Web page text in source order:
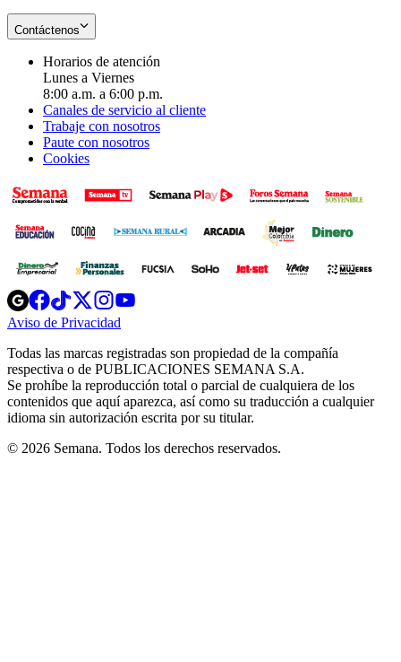
Contáctenos
Horarios de atención
Lunes a Viernes
8:00 a.m. a 6:00 p.m.
Canales de servicio al cliente
Trabaje con nosotros
Paute con nosotros
Cookies
Opens
in
new
Opens
in
new
Opens
in
new
window
Opens
new
windowwindow
Aviso de Privacidad
new
window
Todas las marcas registradas son propiedad de la compañía
respectiva o de PUBLICACIONES SEMANA S.A.
Se prohíbe la reproducción total o parcial de cualquiera de los
contenidos que aquí aparezca, así como su traducción a cualquier
idioma sin autorización escrita por su titular.
© 2026 Semana. Todos los derechos reservados.